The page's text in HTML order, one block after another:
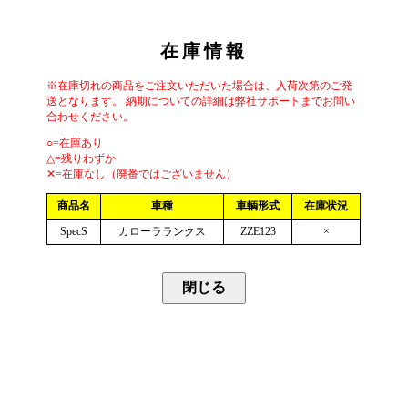
在庫情報
※在庫切れの商品をご注文いただいた場合は、入荷次第のご発
送となります。 納期についての詳細は弊社サポートまでお問い
合わせください。
○=在庫あり
△=残りわずか
✕=在庫なし（廃番ではございません）
商品名 車種 車輌形式
在庫状況
SpecS
カローラランクス ZZE123 ×